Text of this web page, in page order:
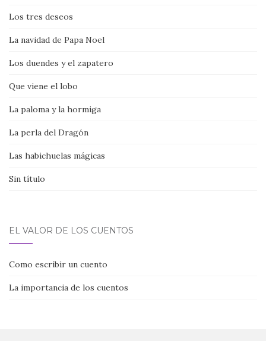
Los tres deseos
La navidad de Papa Noel
Los duendes y el zapatero
Que viene el lobo
La paloma y la hormiga
La perla del Dragón
Las habichuelas mágicas
Sin título
EL VALOR DE LOS CUENTOS
Como escribir un cuento
La importancia de los cuentos